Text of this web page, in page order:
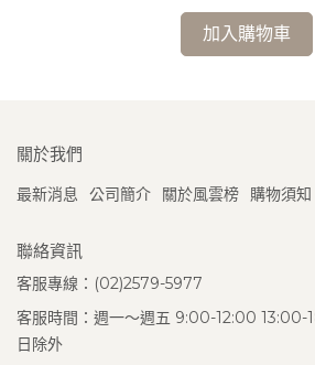
加入購物車
關於我們
最新消息 公司簡介 關於風雲榜 購物須知
聯絡資訊
客服專線：(02)2579-5977
客服時間：週一～週五 9:00-12:00 13:00-
日除外